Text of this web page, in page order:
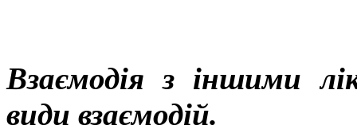
Взаємодія з іншими
види взаємодій.